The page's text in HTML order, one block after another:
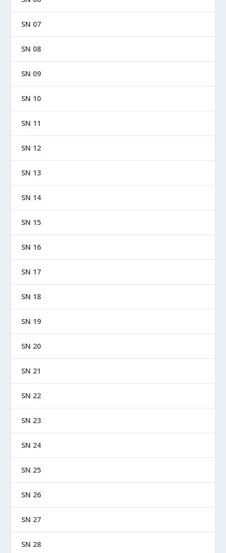
SN 07
SN 08
SN 09
SN 10
SN 11
SN 12
SN 13
SN 14
SN 15
SN 16
SN 17
SN 18
SN 19
SN 20
SN 21
SN 22
SN 23
SN 24
SN 25
SN 26
SN 27
SN 28